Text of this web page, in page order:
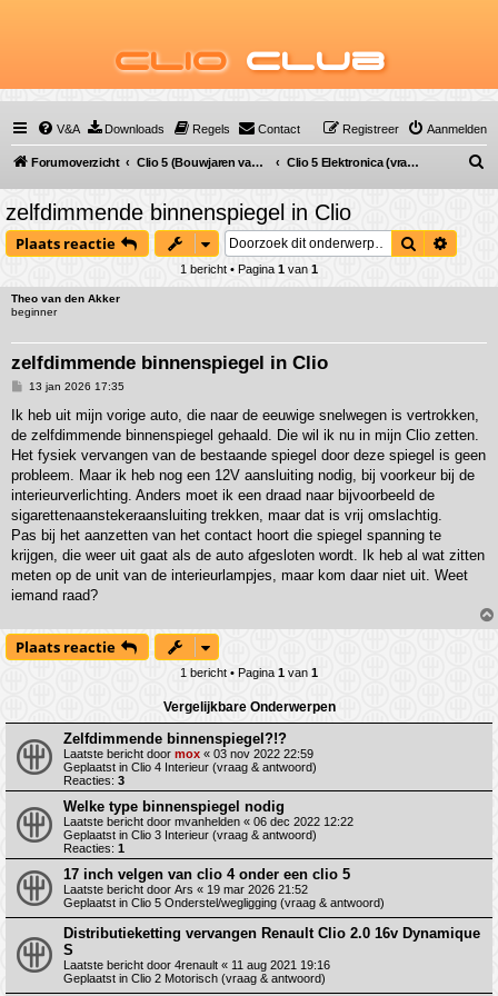
Clio Club
V&A Downloads Regels Contact Aanmelden
Registreer
Forumoverzicht Clio 5 (Bouwjaren van 2019 tot ...) Clio 5 Elektronica (vraag & antwoord)
o
zelfdimmende binnenspiegel in Clio
Plaats reactie Zoek
1 bericht • Pagina 1 van 1
Theo van den Akker
beginner
zelfdimmende binnenspiegel in Clio
B
c
h
13 jan 2026 17:35
Ik heb uit mijn vorige auto, die naar de eeuwige snelwegen is vertrokken,
de zelfdimmende binnenspiegel gehaald. Die wil ik nu in mijn Clio zetten.
Het fysiek vervangen van de bestaande spiegel door deze spiegel is geen
probleem. Maar ik heb nog een 12V aansluiting nodig, bij voorkeur bij de
interieurverlichting. Anders moet ik een draad naar bijvoorbeeld de
sigarettenaanstekeraansluiting trekken, maar dat is vrij omslachtig.
Pas bij het aanzetten van het contact hoort die spiegel spanning te
krijgen, die weer uit gaat als de auto afgesloten wordt. Ik heb al wat zitten
meten op de unit van de interieurlampjes, maar kom daar niet uit. Weet
iemand raad?
Plaats reactie
1 bericht • Pagina 1 van 1
Vergelijkbare Onderwerpen
Zelfdimmende binnenspiegel?!?
Laatste bericht door mox « 03 nov 2022 22:59
Geplaatst in Clio 4 Interieur (vraag & antwoord)
Reacties: 3
Welke type binnenspiegel nodig
Laatste bericht door mvanhelden « 06 dec 2022 12:22
Geplaatst in Clio 3 Interieur (vraag & antwoord)
Reacties: 1
17 inch velgen van clio 4 onder een clio 5
Laatste bericht door Ars « 19 mar 2026 21:52
Geplaatst in Clio 5 Onderstel/wegligging (vraag & antwoord)
Distributieketting vervangen Renault Clio 2.0 16v Dynamique
S
Laatste bericht door 4renault « 11 aug 2021 19:16
Geplaatst in Clio 2 Motorisch (vraag & antwoord)